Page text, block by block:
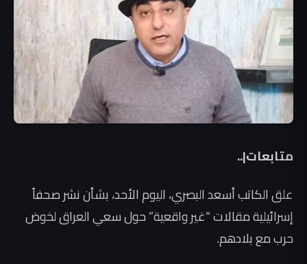
متابعات|..
علق الكاتب أسعد البصري، اليوم الأحد، بشأن نشر صحفاً
إسرائيلية مقالات “غير واقعية” حول سعي العراق لخوض
حرب مع بلادهم.